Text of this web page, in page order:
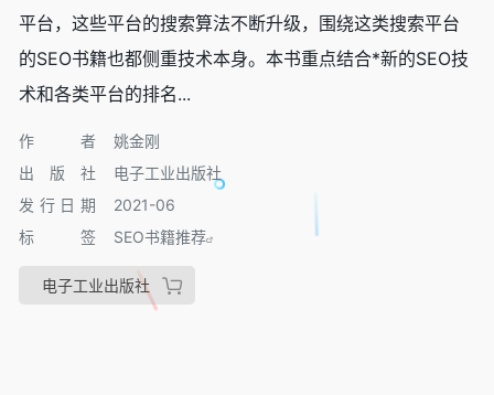
平台，这些平台的搜索算法不断升级，围绕这类搜索平台
的SEO书籍也都侧重技术本身。本书重点结合*新的SEO技
术和各类平台的排名...
作者
姚金刚
出版社
电子工业出版社
发行日期
2021-06
标签
SEO书籍推荐
电子工业出版社